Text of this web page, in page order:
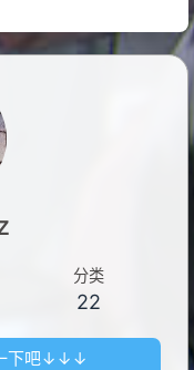
分类
22
下吧↓↓↓